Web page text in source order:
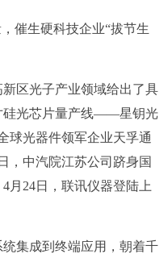
催生硬科技企业“拔节生
区光子产业领域给出了具
硅光芯片量产线——星钥光
球光器件领军企业天孚通
，中汽院江苏公司跻身国
月24日，联讯仪器登陆上
集成到终端应用，朝着千